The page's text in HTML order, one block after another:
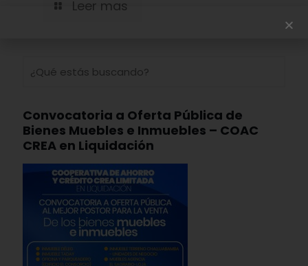
Leer mas
Convocatoria a Oferta Pública de
Bienes Muebles e Inmuebles – COAC
CREA en Liquidación